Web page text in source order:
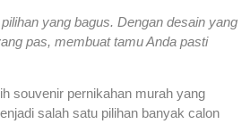
yang bagus. Dengan desain yang
pas, membuat tamu Anda pasti
souvenir pernikahan murah yang
salah satu pilihan banyak calon